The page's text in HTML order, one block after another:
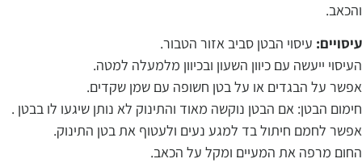
והכאב.
עיסויים: עיסוי הבטן סביב אזור הטבור.
העיסוי ייעשה עם כיוון השעון ובכיוון מלמעלה למטה.
אפשר על הבגדים או על בטן חשופה עם שמן שקדים.
חימום הבטן: אם הבטן נוקשה מאוד והתינוק לא נותן שיגעו לו בבטן .
אפשר לחמם חיתול בד למגע נעים ולעטוף את בטן התינוק.
החום מרפה את המעיים ומקל על הכאב.